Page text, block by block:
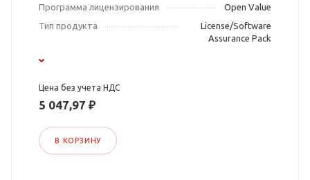
Программа лицензирования
Open Value
Тип продукта
License/Software
Assurance Pack
Цена без учета НДС
5 047,97 ₽
В КОРЗИНУ